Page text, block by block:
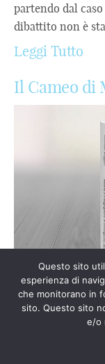
partendo dal
dibattito non è
Leggi Tutto
Il Cameo di
Dal 1 ottobre
Questo sito
esperienza di
che monitorano in
sito. Questo sito
e/o